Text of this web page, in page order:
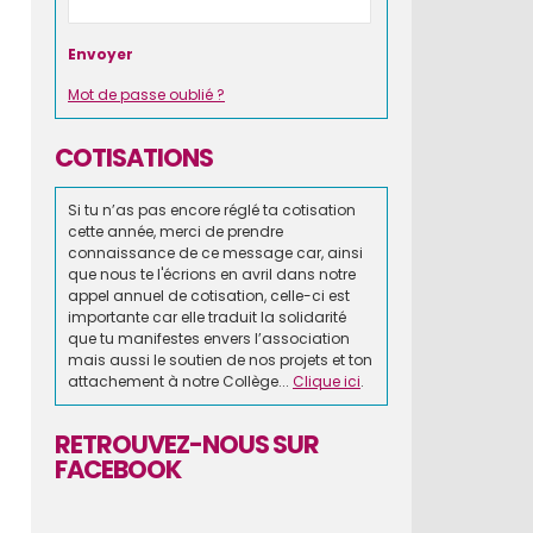
Mot de passe oublié ?
COTISATIONS
Si tu n’as pas encore réglé ta cotisation
cette année, merci de prendre
connaissance de ce message car, ainsi
que nous te l'écrions en avril dans notre
appel annuel de cotisation, celle-ci est
importante car elle traduit la solidarité
que tu manifestes envers l’association
mais aussi le soutien de nos projets et ton
attachement à notre Collège... Clique ici.
RETROUVEZ-NOUS SUR
FACEBOOK